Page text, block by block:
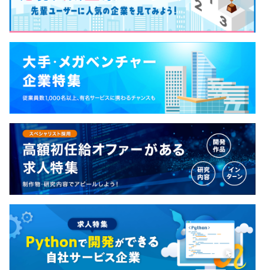
◎健康保険組合保養所
職場を離れてリフレッシュする場を提供し、働く環境をよ
りよいものにするために、健康保険組合が所有する各地の
保養施設を利用できます。
日本アルプスに囲まれたリゾート保養所や箱根の自然を満
喫できる温泉などがラインナップ。有意義なオフタイムを
過ごせます。
無期雇用
3か月
プロフェッショナルCDP制度
※Professional Career Development Program
業務上で培った知識や経験をレベル認定することで、社員
の自律的なキャリア形成を支援するNTTデータグループ共
通の認定制度です。
前年度の月平均所定外労働時間の実績
17.5時間
前年度の有給休暇の平均取得日数
14.9日
前事業年度の育児休業取得者数／出産者数
男性5人/9人
女性3人/3人
役員及び管理的地位にある者に占める女性の割合
役員18.2%
管理職6.5%